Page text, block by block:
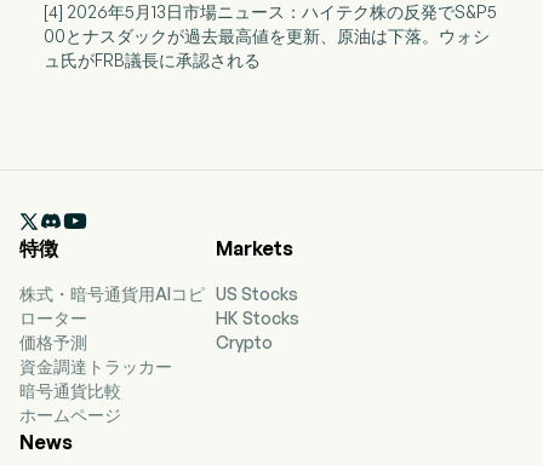
[4] 2026年5月13日市場ニュース：ハイテク株の反発でS&P5
00とナスダックが過去最高値を更新、原油は下落。ウォシ
ュ氏がFRB議長に承認される

特徴
株式・暗号通貨用AIコピ
ローター
価格予測
資金調達トラッカー
暗号通貨比較
ホームページ
Markets
US Stocks
HK Stocks
Crypto
News